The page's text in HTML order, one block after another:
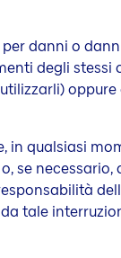
danni o
degli
in qualsiasi
se necessario,
tale